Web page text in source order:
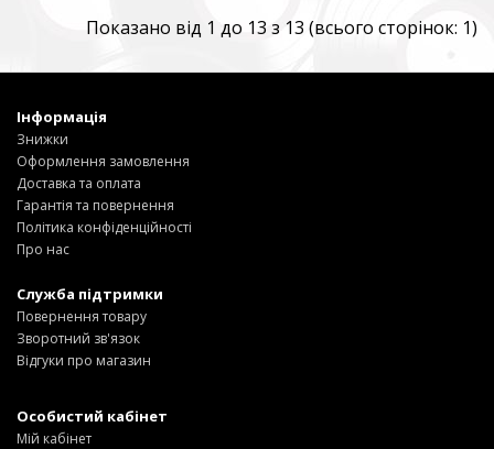
Показано від 1 до 13 з 13 (всього сторінок: 1)
Інформація
Знижки
Оформлення замовлення
Доставка та оплата
Гарантія та повернення
Політика конфіденційності
Про нас
Служба підтримки
Повернення товару
Зворотний зв'язок
Відгуки про магазин
Особистий кабінет
Мій кабінет